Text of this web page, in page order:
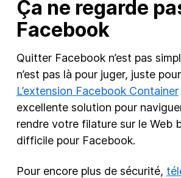
Ça ne regarde
Facebook
Quitter Facebook n’est pas
n’est pas là pour juger, juste
L’extension Facebook Container
excellente solution pour
rendre votre filature sur le Web
difficile pour Facebook.
Pour encore plus de sécurité,